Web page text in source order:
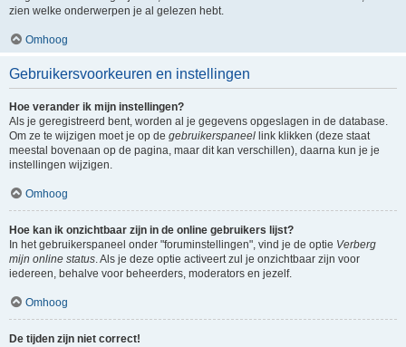
zien welke onderwerpen je al gelezen hebt.
Omhoog
Gebruikersvoorkeuren en instellingen
Hoe verander ik mijn instellingen?
Als je geregistreerd bent, worden al je gegevens opgeslagen in de database.
Om ze te wijzigen moet je op de gebruikerspaneel link klikken (deze staat
meestal bovenaan op de pagina, maar dit kan verschillen), daarna kun je je
instellingen wijzigen.
Omhoog
Hoe kan ik onzichtbaar zijn in de online gebruikers lijst?
In het gebruikerspaneel onder "foruminstellingen", vind je de optie Verberg
mijn online status. Als je deze optie activeert zul je onzichtbaar zijn voor
iedereen, behalve voor beheerders, moderators en jezelf.
Omhoog
De tijden zijn niet correct!